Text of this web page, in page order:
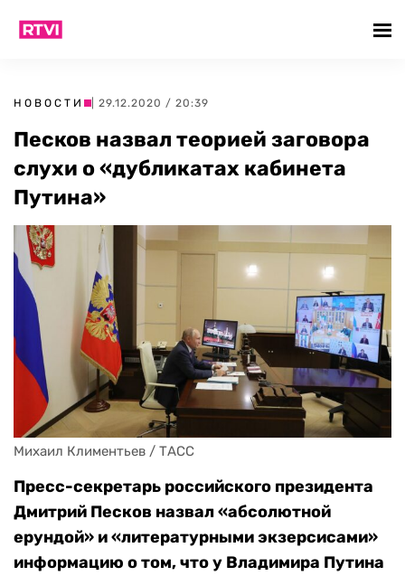
НОВОСТИ | 29.12.2020 / 20:39
Песков назвал теорией заговора
слухи о «дубликатах кабинета
Путина»
Михаил Климентьев / ТАСС
Пресс-секретарь российского президента
Дмитрий Песков назвал «абсолютной
ерундой» и «литературными экзерсисами»
информацию о том, что у Владимира Путина